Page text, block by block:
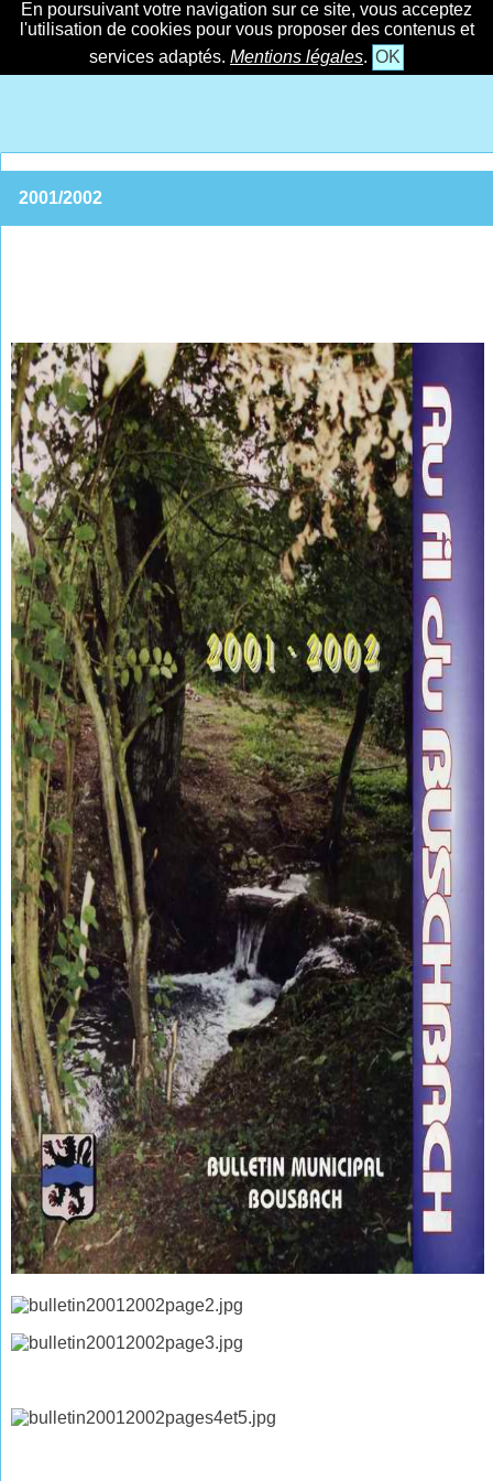
En poursuivant votre navigation sur ce site, vous acceptez
l'utilisation de cookies pour vous proposer des contenus et
services adaptés. Mentions légales. OK
2001/2002